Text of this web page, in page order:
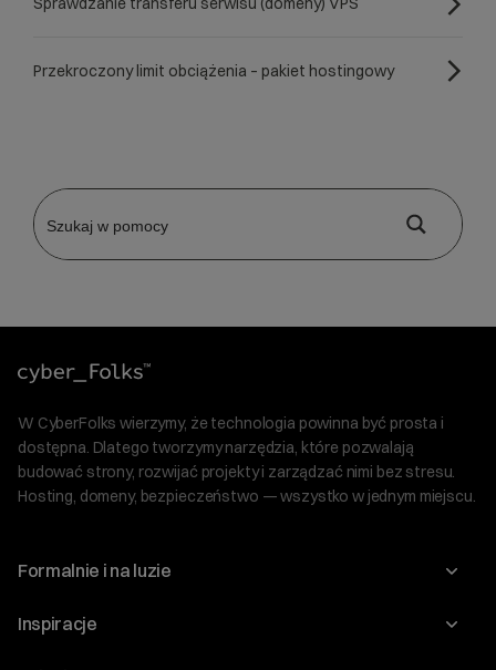
Przekroczony limit obciążenia – pakiet hostingowy
W CyberFolks wierzymy, że technologia powinna być prosta i
dostępna. Dlatego tworzymy narzędzia, które pozwalają
budować strony, rozwijać projekty i zarządzać nimi bez stresu.
Hosting, domeny, bezpieczeństwo — wszystko w jednym miejscu.
Formalnie i na luzie
O nas
Inspiracje